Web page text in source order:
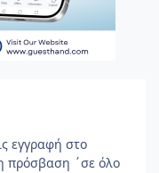
εγγραφή στο
πρόσβαση ΄σε όλο